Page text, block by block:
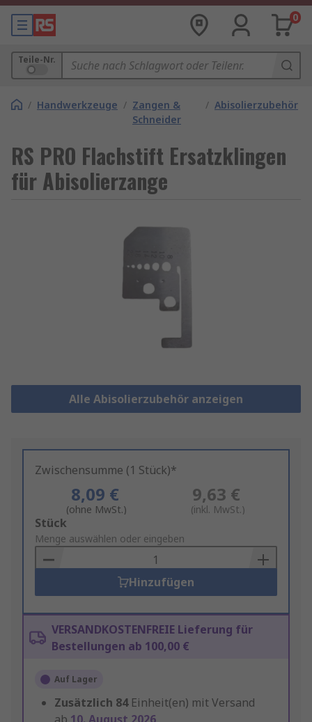
0
Teile-Nr.
/ Handwerkzeuge / Zangen &
Schneider
/ Abisolierzubehör
RS PRO Flachstift Ersatzklingen
für Abisolierzange
Alle Abisolierzubehör anzeigen
Zwischensumme (1 Stück)*
8,09 €
(ohne MwSt.)
9,63 €
(inkl. MwSt.)
Add
to
Basket
Stück
Menge auswählen oder eingeben
Hinzufügen
VERSANDKOSTENFREIE Lieferung für
Bestellungen ab 100,00 €
Auf Lager
Zusätzlich 84 Einheit(en) mit Versand